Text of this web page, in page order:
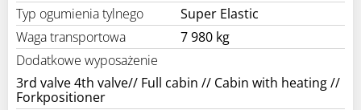
Typ ogumienia tylnego
Super Elastic
Waga transportowa
7 980 kg
Dodatkowe wyposażenie
3rd valve 4th valve// Full cabin // Cabin with heating //
Forkpositioner